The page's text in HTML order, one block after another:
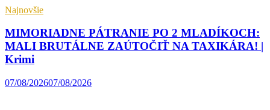
Najnovšie
MIMORIADNE PÁTRANIE PO 2 MLADÍKOCH:
MALI BRUTÁLNE ZAÚTOČIŤ NA TAXIKÁRA! |
Krimi
07/08/202607/08/2026